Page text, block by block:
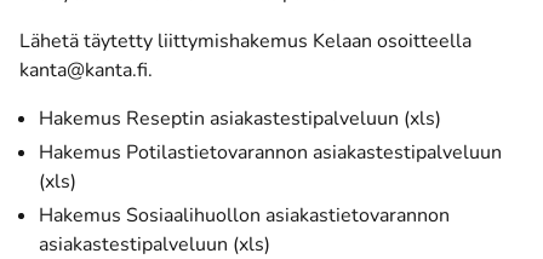
Lähetä täytetty liittymishakemus Kelaan osoitteella
kanta@kanta.fi.
Hakemus Reseptin asiakastestipalveluun (xls)
Hakemus Potilastietovarannon asiakastestipalveluun
(xls)
Hakemus Sosiaalihuollon asiakastietovarannon
asiakastestipalveluun (xls)